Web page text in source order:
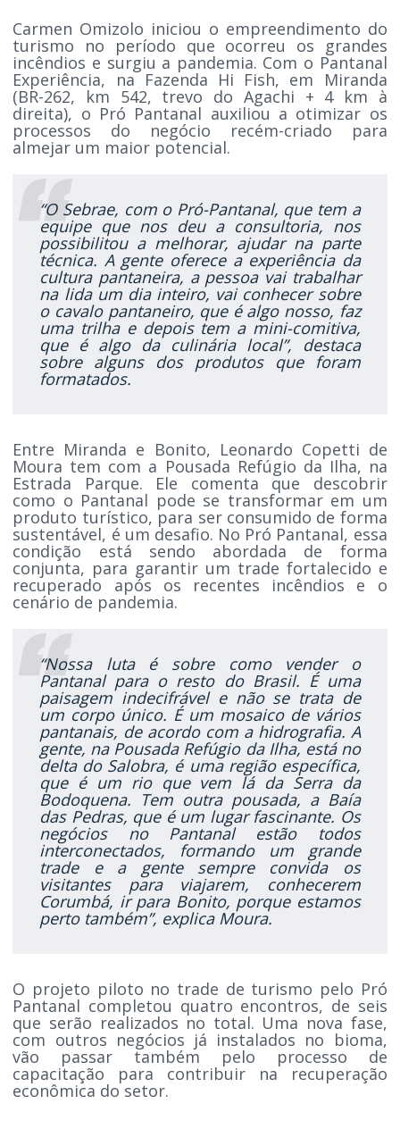
Carmen Omizolo iniciou o empreendimento do
turismo no período que ocorreu os grandes
incêndios e surgiu a pandemia. Com o Pantanal
Experiência, na Fazenda Hi Fish, em Miranda
(BR-262, km 542, trevo do Agachi + 4 km à
direita), o Pró Pantanal auxiliou a otimizar os
processos do negócio recém-criado para
almejar um maior potencial.
“O Sebrae, com o Pró-Pantanal, que tem a
equipe que nos deu a consultoria, nos
possibilitou a melhorar, ajudar na parte
técnica. A gente oferece a experiência da
cultura pantaneira, a pessoa vai trabalhar
na lida um dia inteiro, vai conhecer sobre
o cavalo pantaneiro, que é algo nosso, faz
uma trilha e depois tem a mini-comitiva,
que é algo da culinária local”, destaca
sobre alguns dos produtos que foram
formatados.
Entre Miranda e Bonito, Leonardo Copetti de
Moura tem com a Pousada Refúgio da Ilha, na
Estrada Parque. Ele comenta que descobrir
como o Pantanal pode se transformar em um
produto turístico, para ser consumido de forma
sustentável, é um desafio. No Pró Pantanal, essa
condição está sendo abordada de forma
conjunta, para garantir um trade fortalecido e
recuperado após os recentes incêndios e o
cenário de pandemia.
“Nossa luta é sobre como vender o
Pantanal para o resto do Brasil. É uma
paisagem indecifrável e não se trata de
um corpo único. É um mosaico de vários
pantanais, de acordo com a hidrografia. A
gente, na Pousada Refúgio da Ilha, está no
delta do Salobra, é uma região específica,
que é um rio que vem lá da Serra da
Bodoquena. Tem outra pousada, a Baía
das Pedras, que é um lugar fascinante. Os
negócios no Pantanal estão todos
interconectados, formando um grande
trade e a gente sempre convida os
visitantes para viajarem, conhecerem
Corumbá, ir para Bonito, porque estamos
perto também”, explica Moura.
O projeto piloto no trade de turismo pelo Pró
Pantanal completou quatro encontros, de seis
que serão realizados no total. Uma nova fase,
com outros negócios já instalados no bioma,
vão passar também pelo processo de
capacitação para contribuir na recuperação
econômica do setor.